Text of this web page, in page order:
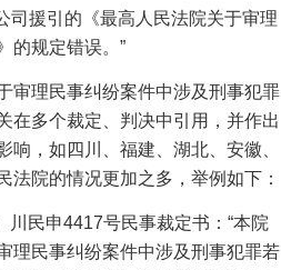
司援引的《最高人民法院关于审理
的规定错误。”
审理民事纠纷案件中涉及刑事犯罪
在多个裁定、判决中引用，并作出
，如四川、福建、湖北、安徽、
院的情况更加之多，举例如下：
川民申4417号民事裁定书：“本院
民事纠纷案件中涉及刑事犯罪若